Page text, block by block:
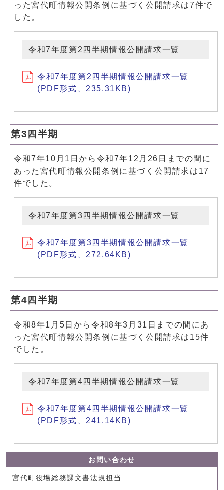
った宮代町情報公開条例に基づく公開請求は7件で
した。
令和7年度第2四半期情報公開請求一覧
令和7年度第2四半期情報公開請求一覧
(PDF形式、235.31KB)
第3四半期
令和7年10月1日から令和7年12月26日までの間に
あった宮代町情報公開条例に基づく公開請求は17
件でした。
令和7年度第3四半期情報公開請求一覧
令和7年度第3四半期情報公開請求一覧
(PDF形式、272.64KB)
第4四半期
令和8年1月5日から令和8年3月31日までの間にあ
った宮代町情報公開条例に基づく公開請求は15件
でした。
令和7年度第4四半期情報公開請求一覧
令和7年度第4四半期情報公開請求一覧
(PDF形式、241.14KB)
お問い合わせ
宮代町役場総務課文書法規担当